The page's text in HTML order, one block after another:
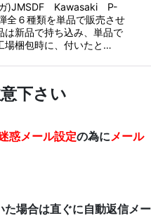
)JMSDF Kawasaki P-
６種類を単品で販売させ
は新品で持ち込み、単品で
場梱包時に、付いたと…
下さい
惑メール設定の為に メール
場合は直ぐに自動返信メー